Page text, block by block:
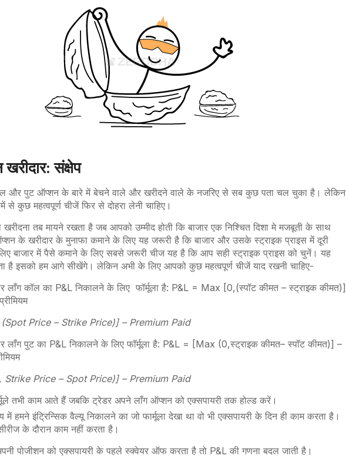
संक्षेप
और पुट ऑप्शन के बारे में बेचने वाले और खरीदने वाले के नजरिए से सब कुछ पता चल चुका है। लेकिन
से कुछ महत्वपूर्ण चीजें फिर से दोहरा लेनी चाहिए।
तब मायने रखता है जब आपको उम्मीद होती कि बाजार एक निश्चित दिशा मे मजबूती के साथ
के खरीदार के मुनाफा कमाने के लिए यह जरूरी है कि बाजार और उसके स्ट्राइक प्राइस में दूरी
बाजार में पैसे कमाने के लिए सबसे जरूरी चीज यह है कि आप सही स्ट्राइक प्राइस को चुनें। यह
है इसको हम आगे सीखेंगे। लेकिन अभी के लिए आपको कुछ महत्वपूर्ण चीजें याद रखनी चाहिए-
लाँग कॉल का P&L निकालने के लिए फॉर्मूला है: P&L = Max [0,(स्पॉट कीमत – स्ट्राइक कीमत)]
Price – Strike Price)] – Premium Paid
लाँग पुट का P&L निकालने के लिए फॉर्मूला है: P&L = [Max (0,स्ट्राइक कीमत– स्पॉट कीमत)] –
Strike Price – Spot Price)] – Premium Paid
तभी काम आते हैं जबकि ट्रेडर अपने लाँग ऑप्शन को एक्सपायरी तक होल्ड करें।
में हमने इंट्रिन्सिक वैल्यू निकालने का जो फार्मूला देखा था वो भी एक्सपायरी के दिन ही काम करता है।
के दौरान काम नहीं करता है।
पोजीशन को एक्सपायरी के पहले स्क्वेयर ऑफ करता है तो P&L की गणना बदल जाती है।